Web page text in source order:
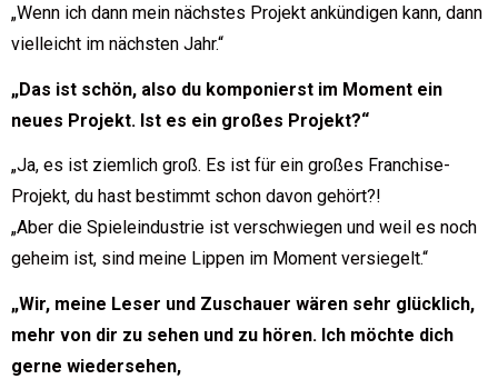
„Wenn ich dann mein nächstes Projekt ankündigen kann, dann
vielleicht im nächsten Jahr.“
„Das ist schön, also du komponierst im Moment ein
neues Projekt. Ist es ein großes Projekt?“
„Ja, es ist ziemlich groß. Es ist für ein großes Franchise-
Projekt, du hast bestimmt schon davon gehört?!
„Aber die Spieleindustrie ist verschwiegen und weil es noch
geheim ist, sind meine Lippen im Moment versiegelt.“
„Wir, meine Leser und Zuschauer wären sehr glücklich,
mehr von dir zu sehen und zu hören. Ich möchte dich
gerne wiedersehen,